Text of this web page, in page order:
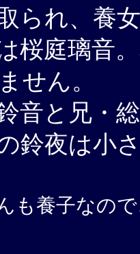
られ、養
桜庭璃音
せん。
音と兄・
鈴夜は小
も養子なの